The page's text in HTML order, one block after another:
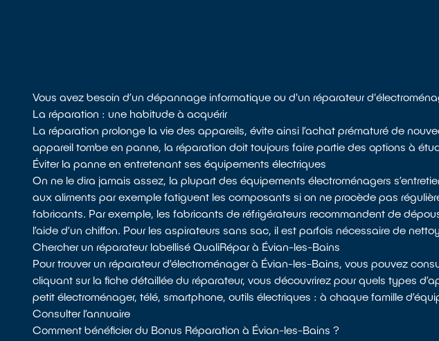
Vous avez besoin d’un dépannage informatique ou d'un réparateur
La réparation : une habitude à acquérir
La réparation prolonge la vie des appareils, évite ainsi l’achat prématuré de
appareil tombe en panne, la réparation doit toujours faire partie des options à
Éviter la panne en entretenant ses équipements électriques
On ne le dira jamais assez, la plupart des équipements électroménagers
aux aliments par exemple fatiguent les composants si on ne procède pas
fabricants. Par exemple, les fabricants de réfrigérateurs recommandent de
l’aide d’un chiffon. Pour les aspirateurs sans sac, il est parfois nécessaire de
Chercher un réparateur labellisé QualiRépar à Évian-les-Bains
Pour trouver un réparateur d’électroménager à Évian-les-Bains, vous pouvez
cliquant sur la fiche détaillée du réparateur, vous découvrirez pour quels types
petit électroménager, télé, smartphone, outils électriques : à chaque famille
Consulter l’annuaire
Comment bénéficier du Bonus Réparation à Évian-les-Bains ?